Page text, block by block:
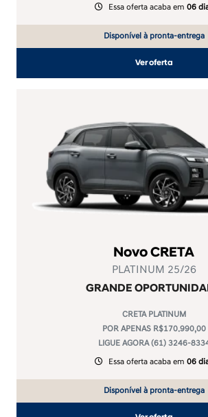
Essa oferta acaba em 06
Disponível à pronta-entrega
Ver oferta
Novo CRETA
PLATINUM 25/26
GRANDE
CRETA PLATINUM
POR APENAS R$170.990,00
LIGUE AGORA (61) 3246-
Essa oferta acaba em 06
Disponível à pronta-entrega